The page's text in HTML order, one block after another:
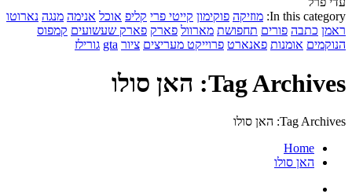
In this category: מוזיקה פוקימון קייטי פרי קליפ אוכל אנימה מנגה נארוטו
ראמן כתבה פורים תחפושת מארוול פארק פארק שעשועים קמפוס
הנוקמים אומנות פאנארט פרוייקט מעריצים ציור gta גורילז
Tag Archives: האן סולו
Tag Archives: האן סולו
Home
האן סולו